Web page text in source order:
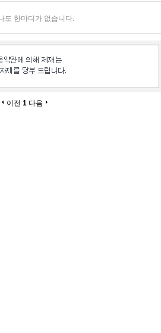
도 한마디가 없습니다.
이전 1 다음